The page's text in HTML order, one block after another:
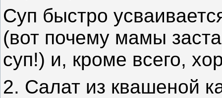
Суп быстро
(вот почему мамы
суп!) и, кроме всего,
2. Салат из квашеной